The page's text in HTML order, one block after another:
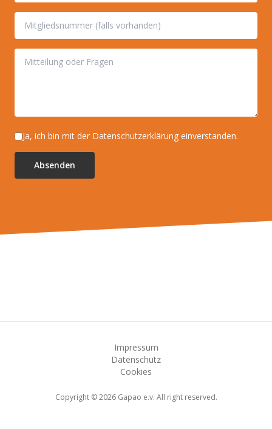
Ja, ich bin mit der Datenschutzerklärung einverstanden.
Absenden
Impressum
Datenschutz
Cookies
Copyright © 2026 Gapao e.v. All right reserved.